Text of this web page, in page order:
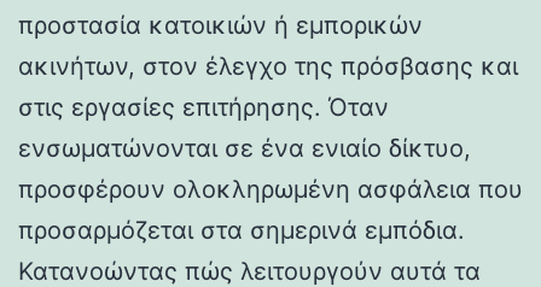
προστασία κατοικιών ή εμπορικών
ακινήτων, στον έλεγχο της πρόσβασης και
στις εργασίες επιτήρησης. Όταν
ενσωματώνονται σε ένα ενιαίο δίκτυο,
προσφέρουν ολοκληρωμένη ασφάλεια που
προσαρμόζεται στα σημερινά εμπόδια.
Κατανοώντας πώς λειτουργούν αυτά τα